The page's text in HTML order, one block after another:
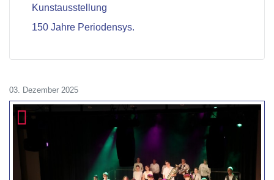
Kunstausstellung
150 Jahre Periodensys.
03. Dezember 2025